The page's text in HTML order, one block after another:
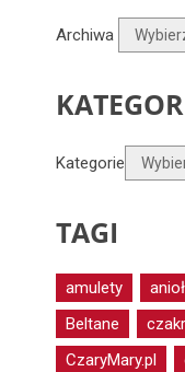
Archiwa
Kategorie
TAGI
amulety
Beltane
CzaryMary.pl